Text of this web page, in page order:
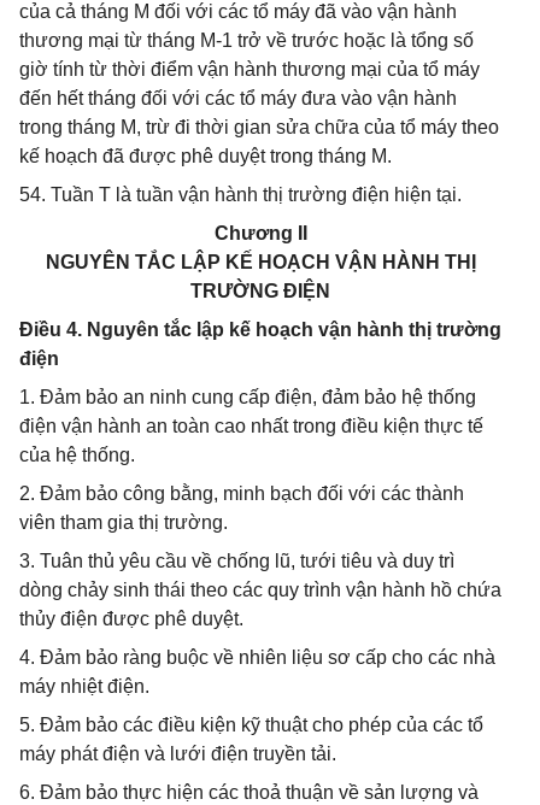
của cả tháng M đối với các tổ máy đã vào vận hành
thương mại từ tháng M-1 trở về trước hoặc là tổng số
giờ tính từ thời điểm vận hành thương mại của tổ máy
đến hết tháng đối với các tổ máy đưa vào vận hành
trong tháng M, trừ đi thời gian sửa chữa của tổ máy theo
kế hoạch đã được phê duyệt trong tháng M.
54. Tuần T là tuần vận hành thị trường điện hiện tại.
Chương II
NGUYÊN TẮC LẬP KẾ HOẠCH VẬN HÀNH THỊ
TRƯỜNG ĐIỆN
Điều 4. Nguyên tắc lập kế hoạch vận hành thị trường
điện
1. Đảm bảo an ninh cung cấp điện, đảm bảo hệ thống
điện vận hành an toàn cao nhất trong điều kiện thực tế
của hệ thống.
2. Đảm bảo công bằng, minh bạch đối với các thành
viên tham gia thị trường.
3. Tuân thủ yêu cầu về chống lũ, tưới tiêu và duy trì
dòng chảy sinh thái theo các quy trình vận hành hồ chứa
thủy điện được phê duyệt.
4. Đảm bảo ràng buộc về nhiên liệu sơ cấp cho các nhà
máy nhiệt điện.
5. Đảm bảo các điều kiện kỹ thuật cho phép của các tổ
máy phát điện và lưới điện truyền tải.
6. Đảm bảo thực hiện các thoả thuận về sản lượng và